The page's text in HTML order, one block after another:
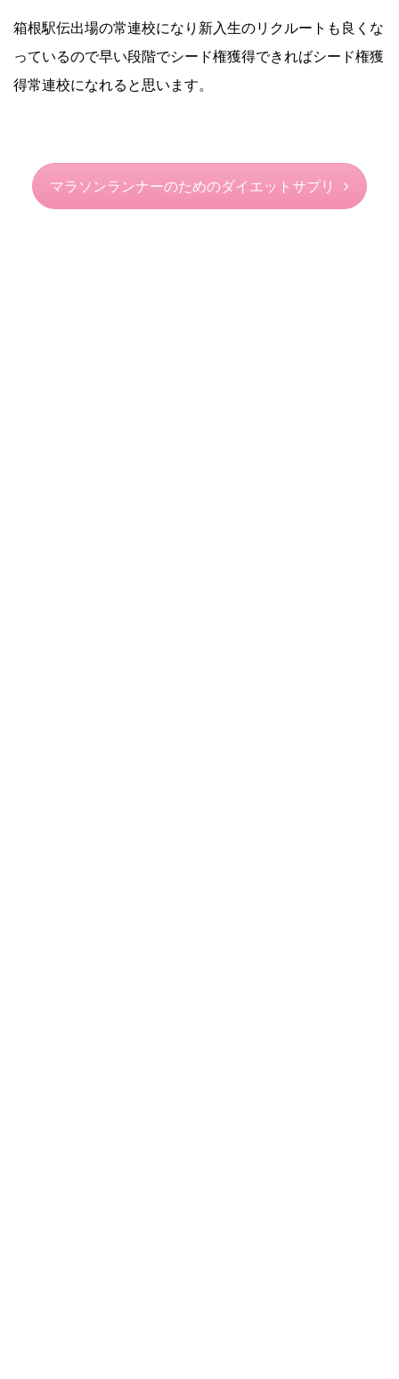
箱根駅伝出場の常連校になり新入生のリクルートも良くな
っているので早い段階でシード権獲得できればシード権獲
得常連校になれると思います。
マラソンランナーのためのダイエットサプリ